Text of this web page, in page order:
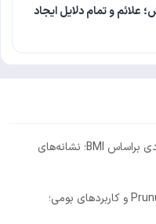
علائم و تمام دلایل ایجاد
افزایش وزن در بارداری؛ محدوده پیشنهادی براساس BMI؛ نشانه‌های
خواص گیاه تنگرس؛ معرفی Prunus lycioides و کاربردهای بومی؛